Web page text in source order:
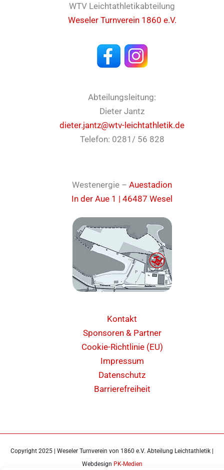
WTV Leichtathletikabteilung
Weseler Turnverein 1860 e.V.
Abteilungsleitung:
Dieter Jantz
dieter.jantz@wtv-leichtathletik.de
Telefon: 0281/ 56 828
Westenergie – Auestadion
In der Aue 1 | 46487 Wesel
Kontakt
Sponsoren & Partner
Cookie-Richtlinie (EU)
Impressum
Datenschutz
Barrierefreiheit
Copyright 2025 | Weseler Turnverein von 1860 e.V. Abteilung Leichtathletik |
Webdesign PK-Medien